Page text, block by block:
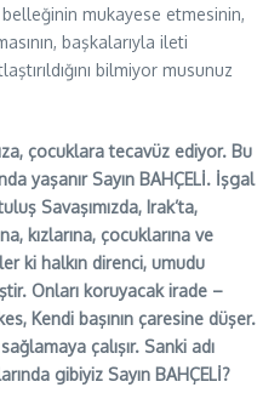
belleğinin mukayese etmesinin,
başkalarıyla ileti
bilmiyor musunuz
çocuklara tecavüz ediyor. Bu
yaşanır Sayın BAHÇELİ. İşgal
Savaşımızda, Irak’ta,
kızlarına, çocuklarına ve
ki halkın direnci, umudu
Onları koruyacak irade –
Kendi başının çaresine düşer.
çalışır. Sanki adı
gibiyiz Sayın BAHÇELİ?